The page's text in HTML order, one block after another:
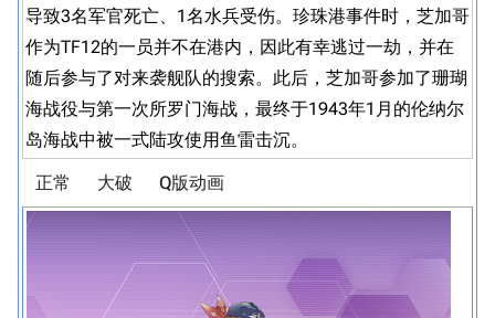
导致3名军官死亡、1名水兵受伤。珍珠港事件时，芝加哥
作为TF12的一员并不在港内，因此有幸逃过一劫，并在
随后参与了对来袭舰队的搜索。此后，芝加哥参加了珊瑚
海战役与第一次所罗门海战，最终于1943年1月的伦纳尔
岛海战中被一式陆攻使用鱼雷击沉。
正常 大破 Q版动画